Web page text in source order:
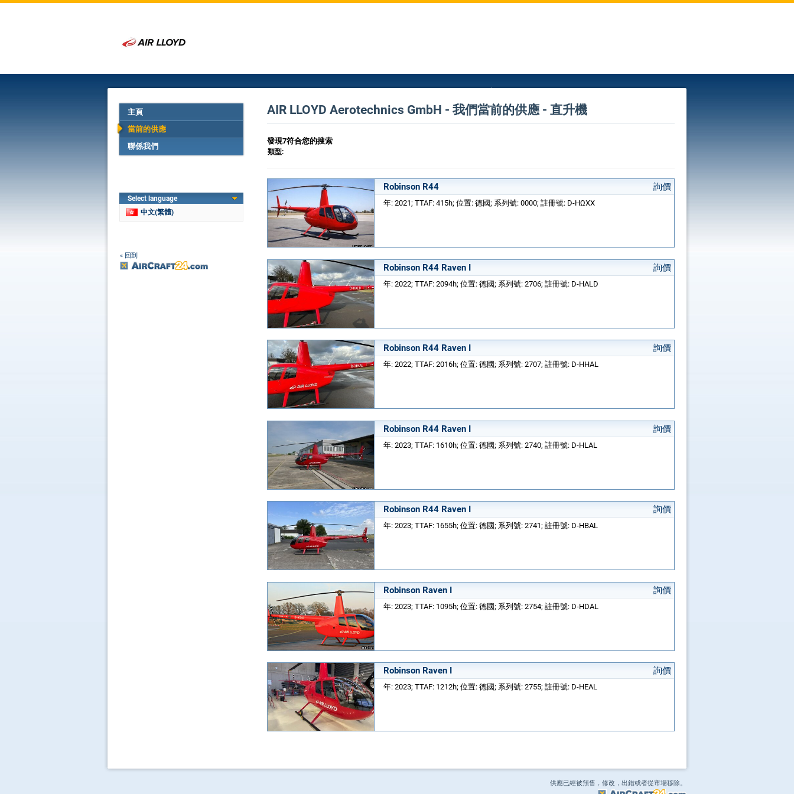
主頁
當前的供應
聯係我們
Select language
中文(繁體)
« 回到
AIR LLOYD Aerotechnics GmbH - 我們當前的供應 - 直升機
發現7符合您的搜索
類型:
Robinson R44 詢價
年: 2021; TTAF: 415h; 位置: 德國; 系列號: 0000; 註冊號: D-HΩXX
Robinson R44 Raven I 詢價
年: 2022; TTAF: 2094h; 位置: 德國; 系列號: 2706; 註冊號: D-HALD
Robinson R44 Raven I 詢價
年: 2022; TTAF: 2016h; 位置: 德國; 系列號: 2707; 註冊號: D-HHAL
Robinson R44 Raven I 詢價
年: 2023; TTAF: 1610h; 位置: 德國; 系列號: 2740; 註冊號: D-HLAL
Robinson R44 Raven I 詢價
年: 2023; TTAF: 1655h; 位置: 德國; 系列號: 2741; 註冊號: D-HBAL
Robinson Raven I 詢價
年: 2023; TTAF: 1095h; 位置: 德國; 系列號: 2754; 註冊號: D-HDAL
Robinson Raven I 詢價
年: 2023; TTAF: 1212h; 位置: 德國; 系列號: 2755; 註冊號: D-HEAL
供應已經被預售，修改，出錯或者從市場移除。